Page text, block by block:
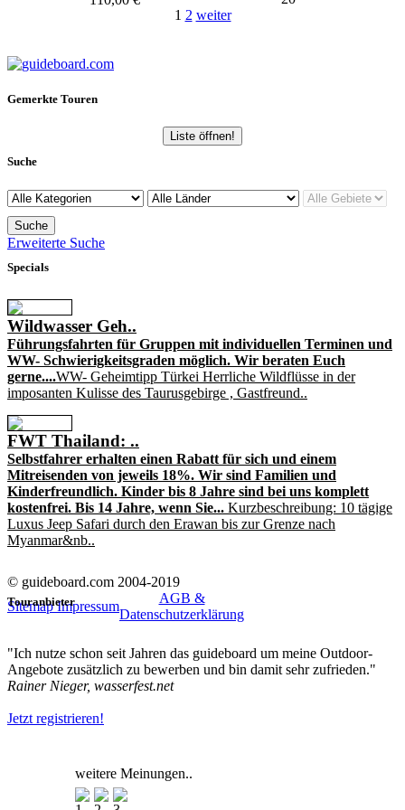
1 2 weiter
Gemerkte Touren
Liste öffnen!
Suche
Erweiterte Suche
Specials
Wildwasser Geh..
Führungsfahrten für Gruppen mit individuellen Terminen und
WW- Schwierigkeitsgraden möglich. Wir beraten Euch
gerne....WW- Geheimtipp Türkei Herrliche Wildflüsse in der
imposanten Kulisse des Taurusgebirge , Gastfreund..
FWT Thailand: ..
Selbstfahrer erhalten einen Rabatt für sich und einem
Mitreisenden von jeweils 18%. Wir sind Familien und
Kinderfreundlich. Kinder bis 8 Jahre sind bei uns komplett
kostenfrei. Bis 14 Jahre, wenn Sie... Kurzbeschreibung: 10 tägige
Luxus Jeep Safari durch den Erawan bis zur Grenze nach
Myanmar&nb..
Touranbieter
"Ich nutze schon seit Jahren das guideboard um meine Outdoor-
Angebote zusätzlich zu bewerben und bin damit sehr zufrieden."
Rainer Nieger, wasserfest.net
Jetzt registrieren!
weitere Meinungen..
© guideboard.com 2004-2019
SitemapImpressum
AGB &
Datenschutzerklärung